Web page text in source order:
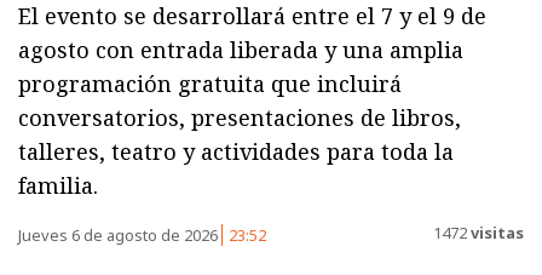
El evento se desarrollará entre el 7 y el 9 de
agosto con entrada liberada y una amplia
programación gratuita que incluirá
conversatorios, presentaciones de libros,
talleres, teatro y actividades para toda la
familia.
Jueves 6 de agosto de 2026 23:52 1472visitas